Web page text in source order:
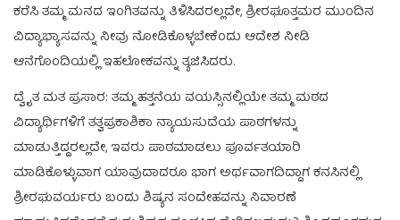
ಕರೆಸಿ ತಮ್ಮ ಮನದ ಇಂಗಿತವನ್ನು ತಿಳಿಸಿದರಲ್ಲದೇ, ಶ್ರೀರಘೂತ್ತಮರ ಮುಂದಿನ
ವಿದ್ಯಾಭ್ಯಾಸವನ್ನು ನೀವು ನೋಡಿಕೊಳ್ಳಬೇಕೆಂದು ಆದೇಶ ನೀಡಿ
ಆನೆಗೊಂದಿಯಲ್ಲಿ ಇಹಲೋಕವನ್ನು ತ್ಯಜಿಸಿದರು.
ದ್ವೈತ ಮತ ಪ್ರಸಾರ: ತಮ್ಮ ಹತ್ತನೆಯ ವಯಸ್ಸಿನಲ್ಲಿಯೇ ತಮ್ಮ ಮಠದ
ವಿದ್ಯಾರ್ಥಿಗಳಿಗೆ ತತ್ವಪ್ರಕಾಶಿಕಾ ನ್ಯಾಯಸುದೆಯ ಪಾಠಗಳನ್ನು
ಮಾಡುತ್ತಿದ್ದರಲ್ಲದೇ, ಇವರು ಪಾಠಮಾಡಲು ಪೂರ್ವತಯಾರಿ
ಮಾಡಿಕೊಳ್ಳುವಾಗ ಯಾವುದಾದರೂ ಭಾಗ ಅರ್ಥವಾಗದಿದ್ದಾಗ ಕನಸಿನಲ್ಲಿ
ಶ್ರೀರಘುವರ್ಯರು ಬಂದು ಶಿಷ್ಯನ ಸಂದೇಹವನ್ನು ನಿವಾರಣೆ